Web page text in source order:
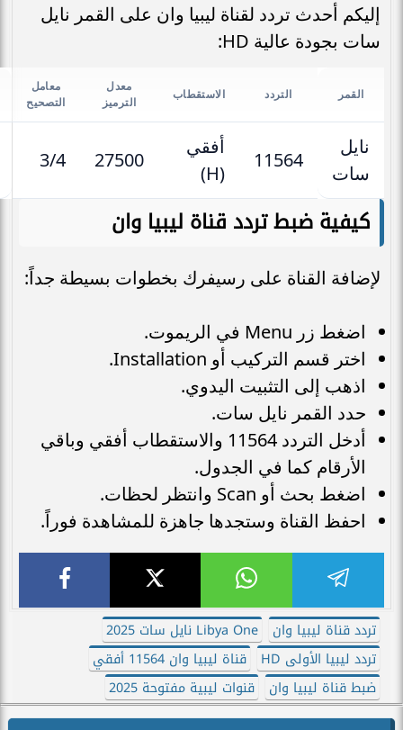
إليكم أحدث تردد لقناة ليبيا وان على القمر نايل
سات بجودة عالية HD:
القمر التردد الاستقطاب
معدل
الترميز
معامل
التصحيح
نايل
سات
11564
أفقي
(H)
27500
3/4
كيفية ضبط تردد قناة ليبيا وان
لإضافة القناة على رسيفرك بخطوات بسيطة جداً:
اضغط زر Menu في الريموت.
اختر قسم التركيب أو Installation.
اذهب إلى التثبيت اليدوي.
حدد القمر نايل سات.
أدخل التردد 11564 والاستقطاب أفقي وباقي
الأرقام كما في الجدول.
اضغط بحث أو Scan وانتظر لحظات.
احفظ القناة وستجدها جاهزة للمشاهدة فوراً.
تردد قناة ليبيا وان
Libya One نايل سات 2025
تردد ليبيا الأولى HD
قناة ليبيا وان 11564 أفقي
ضبط قناة ليبيا وان
قنوات ليبية مفتوحة 2025